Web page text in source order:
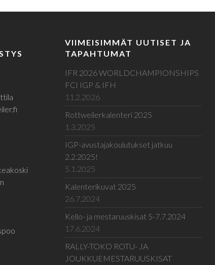
VIIMEISIMMÄT UUTISET JA
TAPAHTUMAT
IFR 2026 WORLDCHAMPIONSHIPS
FCI IGP & IFH
11.2.2026
Rottweilerkalenteri 2025
1.3.2025
IGP-avustajakoulutukset jatkuu
2.2.2025!
5.1.2025
Kalenterikuvat 2025
26.7.2024
Kello- ja mestaruuskisat 5-7.7.2024
17.6.2024
RALLY-TOKO ROTU- JA
JOUKKUEMESTARUUSKISAT